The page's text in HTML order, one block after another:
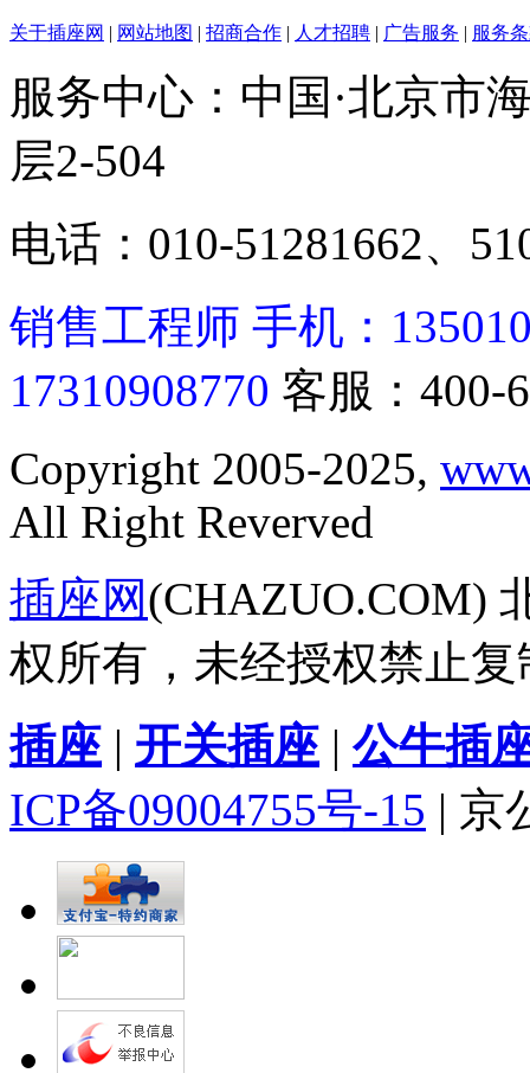
关于插座网 | 网站地图 | 招商合作 | 人才招聘 | 广告服务 | 服务
服务中心：中国·北京市
层2-504
电话：010-51281662、
销售工程师 手机：
17310908770 客服：400-
Copyright 2005-2025,
All Right Reverved
插座网(CHAZUO.COM)
权所有，未经授权禁止
插座 | 开关插座 | 公牛插
ICP备09004755号-15 | 京